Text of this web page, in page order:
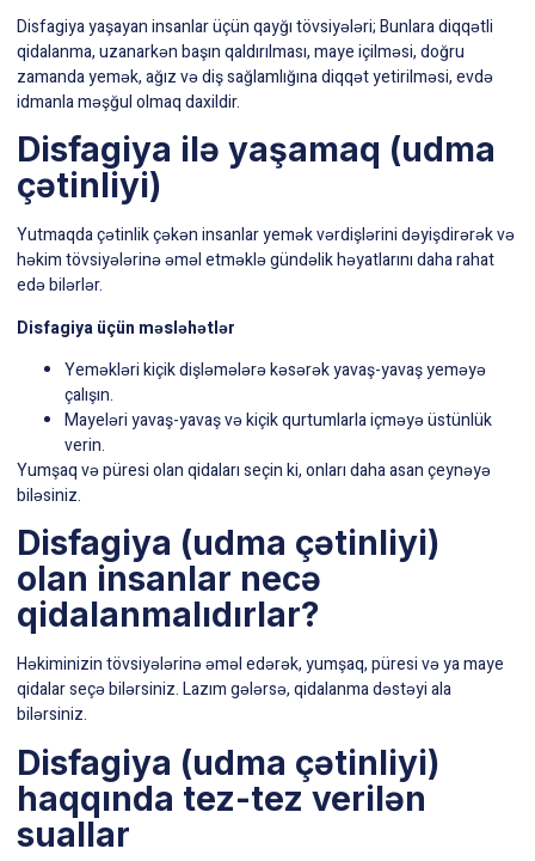
Disfagiya yaşayan insanlar üçün qayğı tövsiyələri; Bunlara diqqətli
qidalanma, uzanarkən başın qaldırılması, maye içilməsi, doğru
zamanda yemək, ağız və diş sağlamlığına diqqət yetirilməsi, evdə
idmanla məşğul olmaq daxildir.
Disfagiya ilə yaşamaq (udma
çətinliyi)
Yutmaqda çətinlik çəkən insanlar yemək vərdişlərini dəyişdirərək və
həkim tövsiyələrinə əməl etməklə gündəlik həyatlarını daha rahat
edə bilərlər.
Disfagiya üçün məsləhətlər
Yeməkləri kiçik dişləmələrə kəsərək yavaş-yavaş yeməyə
çalışın.
Mayeləri yavaş-yavaş və kiçik qurtumlarla içməyə üstünlük
verin.
Yumşaq və püresi olan qidaları seçin ki, onları daha asan çeynəyə
biləsiniz.
Disfagiya (udma çətinliyi)
olan insanlar necə
qidalanmalıdırlar?
Həkiminizintövsiyələrinə əməl edərək, yumşaq, püresi və ya maye
qidalar seçə bilərsiniz. Lazım gələrsə, qidalanma dəstəyi ala
bilərsiniz.
Disfagiya (udma çətinliyi)
haqqında tez-tez verilən
suallar